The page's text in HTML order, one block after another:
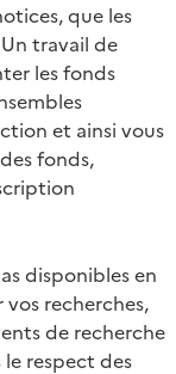
que les
travail de
les fonds
et ainsi vous
fonds,
disponibles en
recherches,
de recherche
le respect des